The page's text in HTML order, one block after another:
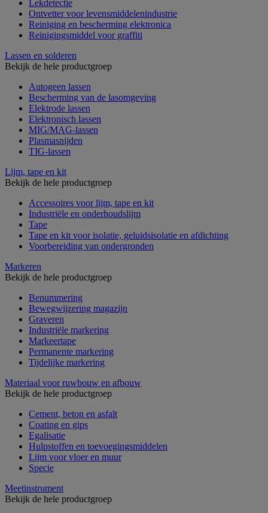
Lekdetectie
Ontvetter voor levensmiddelenindustrie
Reiniging en bescherming elektronica
Reinigingsmiddel voor graffiti
Lassen en solderen
Bekijk de hele productgroep
Autogeen lassen
Bescherming van de lasomgeving
Elektrode lassen
Elektronisch lassen
MIG/MAG-lassen
Plasmasnijden
TIG-lassen
Lijm, tape en kit
Bekijk de hele productgroep
Accessoires voor lijm, tape en kit
Industriële en onderhoudslijm
Tape
Tape en kit voor isolatie, geluidsisolatie en afdichting
Voorbereiding van ondergronden
Markeren
Bekijk de hele productgroep
Benummering
Bewegwijzering magazijn
Graveren
Industriële markering
Markeertape
Permanente markering
Tijdelijke markering
Materiaal voor ruwbouw en afbouw
Bekijk de hele productgroep
Cement, beton en asfalt
Coating en gips
Egalisatie
Hulpstoffen en toevoegingsmiddelen
Lijm voor vloer en muur
Specie
Meetinstrument
Bekijk de hele productgroep